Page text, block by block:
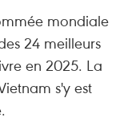
mondiale
24 meilleurs
en 2025. La
s'y est